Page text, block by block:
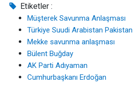
Etiketler :
Müşterek Savunma Anlaşması
Türkiye Suudi Arabistan Pakistan
Mekke savunma anlaşması
Bülent Buğday
AK Parti Adıyaman
Cumhurbaşkanı Erdoğan